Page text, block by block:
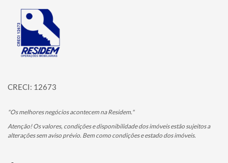
Página inicial
CRECI: 12673
"Os melhores negócios acontecem na Residem."
Atenção! Os valores, condições e disponibilidade dos imóveis estão sujeitos a
alterações sem aviso prévio. Bem como condições e estado dos imóveis.